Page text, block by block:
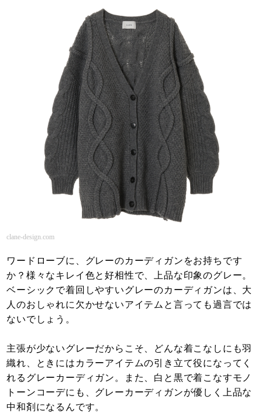
clane-design.com
ワードローブに、グレーのカーディガンをお持ちです
か？様々なキレイ色と好相性で、上品な印象のグレー。
ベーシックで着回しやすいグレーのカーディガンは、大
人のおしゃれに欠かせないアイテムと言っても過言では
ないでしょう。
主張が少ないグレーだからこそ、どんな着こなしにも羽
織れ、ときにはカラーアイテムの引き立て役になってく
れるグレーカーディガン。また、白と黒で着こなすモノ
トーンコーデにも、グレーカーディガンが優しく上品な
中和剤になるんです。